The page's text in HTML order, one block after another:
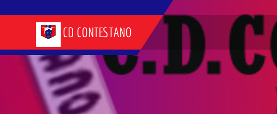
CD CONTESTANO